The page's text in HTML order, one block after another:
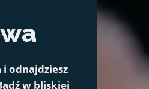
odnajdziesz
w bliskiej